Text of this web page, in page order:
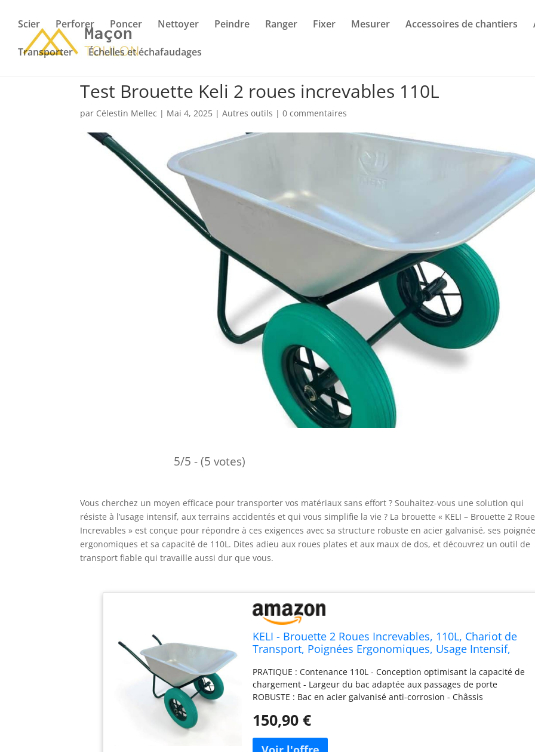
Scier Perforer Poncer Nettoyer Peindre Ranger Fixer Mesurer Accessoires de chantiers
Transporter Échelles et échafaudages
Test Brouette Keli 2 roues increvables 110L
par Célestin Mellec | Mai 4, 2025 |Autres outils |0 commentaires
5/5 - (5 votes)
Vous cherchez un moyen efficace pour transporter vos matériaux sans effort ? Souhaitez-vous une solution qui
résiste à l’usage intensif, aux terrains accidentés et qui vous simplifie la vie ? La brouette « KELI – Brouette 2
Increvables » est conçue pour répondre à ces exigences avec sa structure robuste en acier galvanisé, ses
ergonomiques et sa capacité de 110L. Dites adieu aux roues plates et aux maux de dos, et découvrez un outil de
transport fiable qui travaille aussi dur que vous.
KELI - Brouette 2 Roues Increvables, 110L, Chariot de
Transport, Poignées Ergonomiques, Usage Intensif,
PRATIQUE : Contenance 110L - Conception optimisant la capacité de
chargement - Largeur du bac adaptée aux passages de porte
ROBUSTE : Bac en acier galvanisé anti-corrosion - Châssis
ROUES INCREVABLES : N’ayez plus peur de crever grâce à nos roues
particulièrement utile en terrains accidentés CONFORT
150,90 €